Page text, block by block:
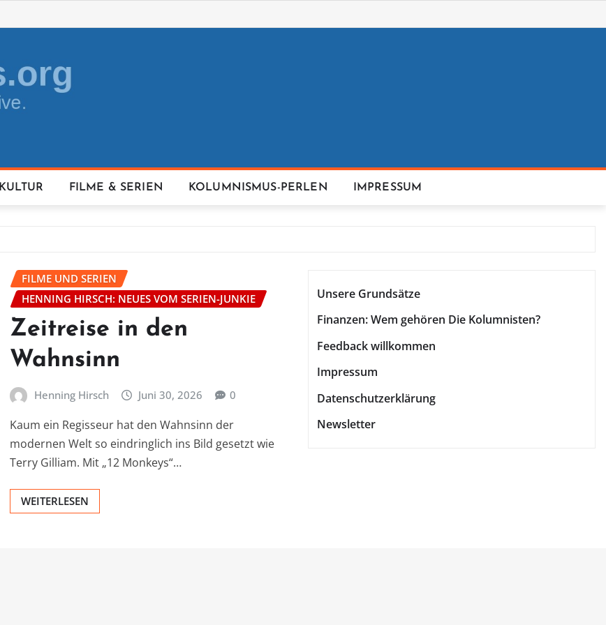
KULTUR FILME & SERIEN KOLUMNISMUS-PERLEN IMPRESSUM
FILME UND SERIEN
HENNING HIRSCH: NEUES VOM SERIEN-JUNKIE
Zeitreise in den
Wahnsinn
Henning Hirsch Juni 30, 2026 0
Kaum ein Regisseur hat den Wahnsinn der
modernen Welt so eindringlich ins Bild gesetzt wie
Terry Gilliam. Mit „12 Monkeys“…
WEITERLESEN
Unsere Grundsätze
Finanzen: Wem gehören Die Kolumnisten?
Feedback willkommen
Impressum
Datenschutzerklärung
Newsletter